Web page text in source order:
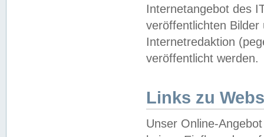
Internetangebot des
veröffentlichten
Internetredaktion
veröffentlicht werden.
Links zu
Unser Online-